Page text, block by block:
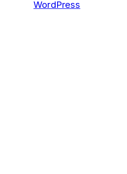
WordPress